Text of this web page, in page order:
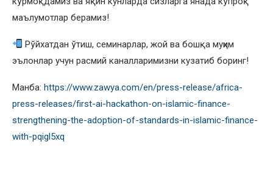
маълумотлар берамиз!
Рўйхатдан ўтиш, семинарлар, жой ва бошқа муҳим
эълонлар учун расмий каналларимизни кузатиб боринг!
Манба: https://www.zawya.com/en/press-release/africa-
press-releases/first-ai-hackathon-on-islamic-finance-
strengthening-the-adoption-of-standards-in-islamic-finance-
with-pqigl5xq